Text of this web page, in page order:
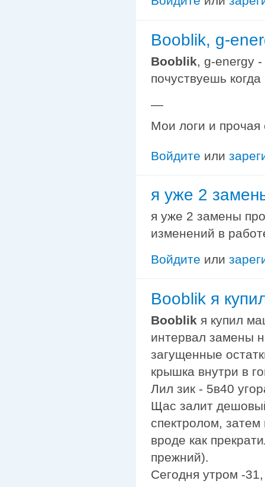
Booblik, g-
Booblik, g-energy
почуствуешь
—
Мои логи и
Войдите или
я уже 2
я уже 2 замены
изменений в
Войдите или
Booblik я
Booblik я купил
интервал замены
загущенные
крышка внутри в
Лил зик - 5в40
Щас залит
спектролом,
вроде как
прежний).
Сегодня утром -